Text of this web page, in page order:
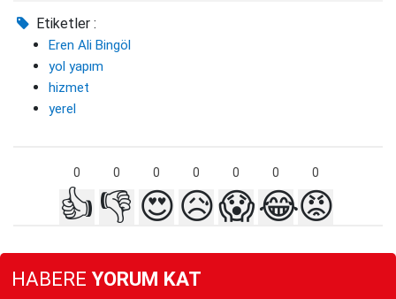
Etiketler :
Eren Ali Bingöl
yol yapım
hizmet
yerel
0 0 0 0 0 0 0
👍 👎 😍😥😱😂😡
HABERE YORUM KAT